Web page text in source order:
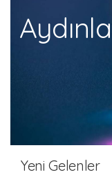
Yeni Gelenler